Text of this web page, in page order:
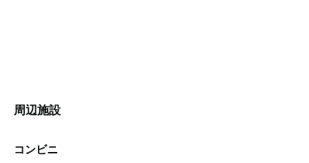
周辺施設
コンビニ